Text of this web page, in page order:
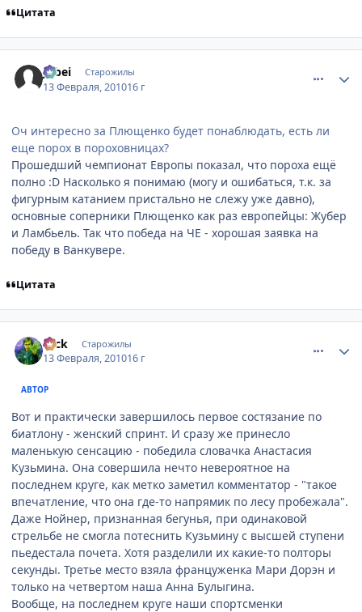
Цитата
Jubei Старожилы
13 Февраля, 201016 г
Оч интересно за Плющенко будет понаблюдать, есть ли
еще порох в пороховницах?
Прошедший чемпионат Европы показал, что пороха ещё
полно :D Насколько я понимаю (могу и ошибаться, т.к. за
фигурным катанием пристально не слежу уже давно),
основные соперники Плющенко как раз европейцы: Жубер
и Ламбьель. Так что победа на ЧЕ - хорошая заявка на
победу в Ванкувере.
Цитата
Nick Старожилы
13 Февраля, 201016 г
АВТОР
Вот и практически завершилось первое состязание по
биатлону - женский спринт. И сразу же принесло
маленькую сенсацию - победила словачка Анастасия
Кузьмина. Она совершила нечто невероятное на
последнем круге, как метко заметил комментатор - "такое
впечатление, что она где-то напрямик по лесу пробежала".
Даже Нойнер, признанная бегунья, при одинаковой
стрельбе не смогла потеснить Кузьмину с высшей ступени
пьедестала почета. Хотя разделили их какие-то полторы
секунды. Третье место взяла француженка Мари Дорэн и
только на четвертом наша Анна Булыгина.
Вообще, на последнем круге наши спортсменки